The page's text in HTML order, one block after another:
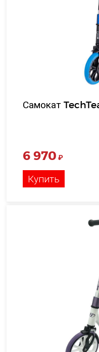
Самокат
6 970 ₽
Купить